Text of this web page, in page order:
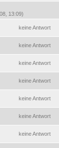
13:09)
keine Antwort
keine Antwort
keine Antwort
keine Antwort
keine Antwort
keine Antwort
keine Antwort